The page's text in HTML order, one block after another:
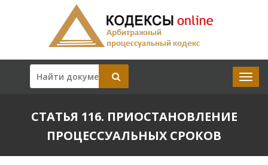
СТАТЬЯ 116. ПРИОСТАНОВЛЕНИЕ
ПРОЦЕССУАЛЬНЫХ СРОКОВ